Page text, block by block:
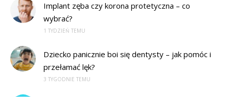
Implant zęba czy korona protetyczna – co
wybrać?
1 TYDZIEŃ TEMU
Dziecko panicznie boi się dentysty – jak pomóc i
przełamać lęk?
3 TYGODNIE TEMU